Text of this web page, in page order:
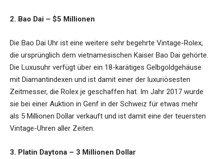
2. Bao Dai – $5 Millionen
Die Bao Dai Uhr ist eine weitere sehr begehrte Vintage-Rolex,
die ursprünglich dem vietnamesischen Kaiser Bao Dai gehörte.
Die Luxusuhr verfügt über ein 18-karätiges Gelbgoldgehäuse
mit Diamantindexen und ist damit einer der luxuriösesten
Zeitmesser, die Rolex je geschaffen hat. Im Jahr 2017 wurde
sie bei einer Auktion in Genf in der Schweiz für etwas mehr
als 5 Millionen Dollar verkauft und ist damit eine der teuersten
Vintage-Uhren aller Zeiten.
3. Platin Daytona – 3 Millionen Dollar